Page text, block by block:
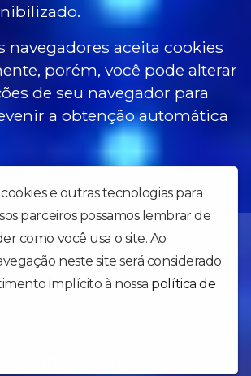
navegadores aceita cookies
porém, você pode alterar
de seu navegador para
a obtenção automática
cookies e outras tecnologias para
parceiros possamos lembrar de
como você usa o site. Ao
neste site será considerado
implícito à nossa política de
variada, levando o melhor da música,
em parceria com o programa TV COM
Santos-SP( Canais 11 da Net e 8 da Vivo e